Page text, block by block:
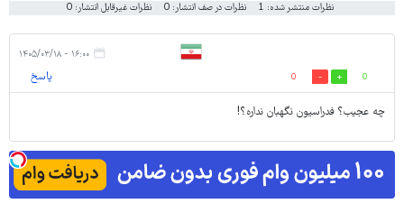
نظرات منتشر شده: 1 نظرات در صف انتشار: 0 نظرات غیرقابل انتشار: 0
۱۶:۰۰ - ۱۴۰۵/۰۳/۱۸
0
0 پاسخ
چه عجیب؟ فدراسیون نگهبان نداره؟!